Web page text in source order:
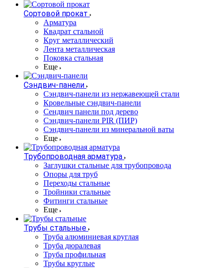
Сортовой прокат
Арматура
Квадрат стальной
Круг металлический
Лента металлическая
Поковка стальная
Еще
Сэндвич-панели
Cэндвич-панели из нержавеющей стали
Кровельные сэндвич-панели
Сендвич панели под дерево
Сэндвич-панели PIR (ПИР)
Сэндвич-панели из минеральной ваты
Еще
Трубопроводная арматура
Заглушки стальные для трубопровода
Опоры для труб
Переходы стальные
Тройники стальные
Фитинги стальные
Еще
Трубы стальные
Труба алюминиевая круглая
Труба дюралевая
Труба профильная
Трубы круглые